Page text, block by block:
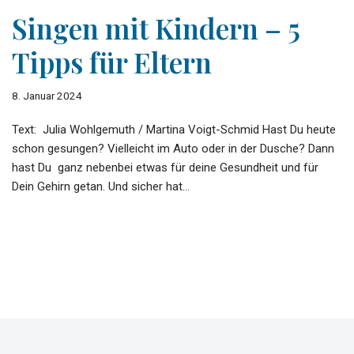
Singen mit Kindern – 5
Tipps für Eltern
8. Januar 2024
Text: Julia Wohlgemuth / Martina Voigt-Schmid Hast Du heute
schon gesungen? Vielleicht im Auto oder in der Dusche? Dann
hast Du ganz nebenbei etwas für deine Gesundheit und für
Dein Gehirn getan. Und sicher hat…